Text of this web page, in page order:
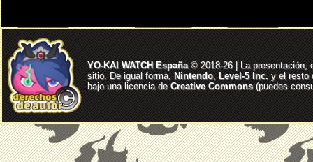
YO-KAI WATCH España© 2018-26 | La presentación,
sitio. De igual forma, Nintendo, Level-5 Inc. y el resto
bajo una licencia deCreative Commons(puedes